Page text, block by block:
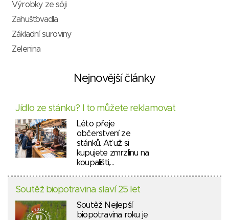
Výrobky ze sóji
Zahušťovadla
Základní suroviny
Zelenina
Nejnovější články
Jídlo ze stánku? I to můžete reklamovat
Léto přeje
občerstvení ze
stánků. Ať už si
kupujete zmrzlinu na
koupališti,…
Soutěž biopotravina slaví 25 let
Soutěž Nejlepší
biopotravina roku je